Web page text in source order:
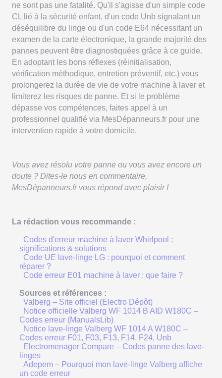
ne sont pas une fatalité. Qu'il s'agisse d'un simple code
CL lié à la sécurité enfant, d'un code Unb signalant un
déséquilibre du linge ou d'un code E64 nécessitant un
examen de la carte électronique, la grande majorité des
pannes peuvent être diagnostiquées grâce à ce guide.
En adoptant les bons réflexes (réinitialisation,
vérification méthodique, entretien préventif, etc.) vous
prolongerez la durée de vie de votre machine à laver et
limiterez les risques de panne. Et si le problème
dépasse vos compétences, faites appel à un
professionnel qualifié via MesDépanneurs.fr pour une
intervention rapide à votre domicile.
Vous avez résolu votre panne ou vous avez encore un
doute ? Dites-le nous en commentaire,
MesDépanneurs.fr vous répond avec plaisir !
La rédaction vous recommande :
Codes d'erreur machine à laver Whirlpool :
significations & solutions
Code UE lave-linge LG : pourquoi et comment
réparer ?
Code erreur E01 machine à laver : que faire ?
Sources et références :
Valberg – Site officiel (Electro Dépôt)
Notice officielle Valberg WF 1014 B AID W180C –
Codes erreur (ManualsLib)
Notice lave-linge Valberg WF 1014 A W180C –
Codes erreur F01, F03, F13, F14, F24, Unb
Electromenager Compare – Codes panne des lave-
linges
Adepem – Pourquoi mon lave-linge Valberg affiche
un code erreur